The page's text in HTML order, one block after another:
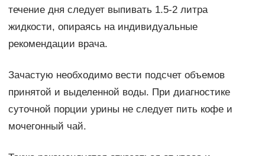
течение дня следует выпивать 1.5-2 литра
жидкости, опираясь на индивидуальные
рекомендации врача.
Зачастую необходимо вести подсчет объемов
принятой и выделенной воды. При диагностике
суточной порции урины не следует пить кофе и
мочегонный чай.